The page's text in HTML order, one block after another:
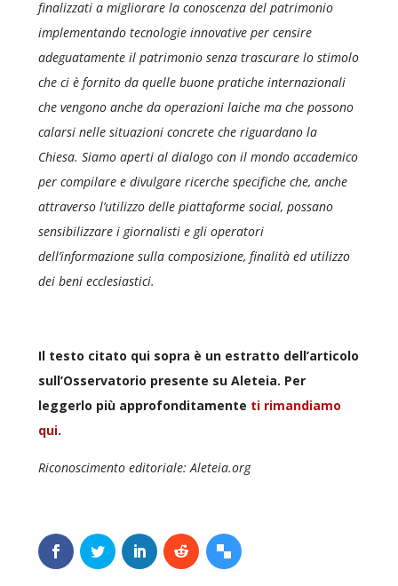
finalizzati a migliorare la conoscenza del patrimonio
implementando tecnologie innovative per censire
adeguatamente il patrimonio senza trascurare lo stimolo
che ci è fornito da quelle buone pratiche internazionali
che vengono anche da operazioni laiche ma che possono
calarsi nelle situazioni concrete che riguardano la
Chiesa. Siamo aperti al dialogo con il mondo accademico
per compilare e divulgare ricerche specifiche che, anche
attraverso l’utilizzo delle piattaforme social, possano
sensibilizzare i giornalisti e gli operatori
dell’informazione sulla composizione, finalità ed utilizzo
dei beni ecclesiastici.
Il testo citato qui sopra è un estratto dell’articolo
sull’Osservatorio presente su Aleteia. Per
leggerlo più approfonditamente ti rimandiamo
qui.
Riconoscimento editoriale: Aleteia.org